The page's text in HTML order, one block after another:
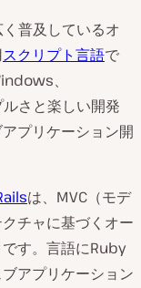
普及しているオ
スクリプト言語で
、
さと楽しい開発
プリケーション開
は、MVC（モデ
チャに基づくオー
す。言語にRuby
アプリケーション